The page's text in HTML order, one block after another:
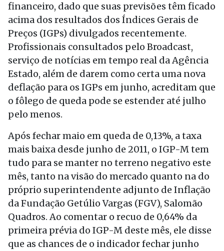
financeiro, dado que suas previsões têm ficado
acima dos resultados dos Índices Gerais de
Preços (IGPs) divulgados recentemente.
Profissionais consultados pelo Broadcast,
serviço de notícias em tempo real da Agência
Estado, além de darem como certa uma nova
deflação para os IGPs em junho, acreditam que
o fôlego de queda pode se estender até julho
pelo menos.
Após fechar maio em queda de 0,13%, a taxa
mais baixa desde junho de 2011, o IGP-M tem
tudo para se manter no terreno negativo este
mês, tanto na visão do mercado quanto na do
próprio superintendente adjunto de Inflação
da Fundação Getúlio Vargas (FGV), Salomão
Quadros. Ao comentar o recuo de 0,64% da
primeira prévia do IGP-M deste mês, ele disse
que as chances de o indicador fechar junho